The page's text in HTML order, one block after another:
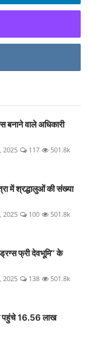
वाले अधिकारी
2025 117 501.8k
में श्रद्धालुओं की संख्या
2025 100 501.8k
फ्री देवभूमि’’ के
2025 138 501.8k
पहुंचे 16.56 लाख